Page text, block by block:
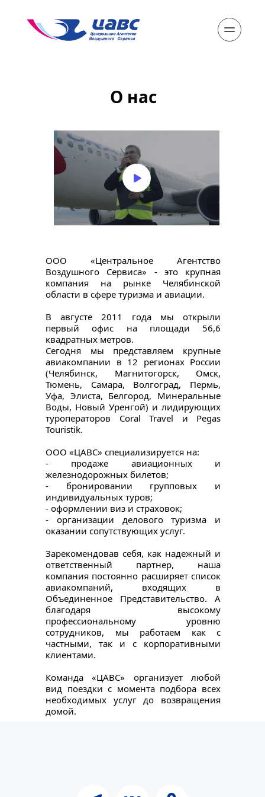
ООО «Центральное Агентство
Воздушного Сервиса» - это крупная
компания на рынке Челябинской
области в сфере туризма и авиации.
В августе 2011 года мы открыли
первый офис на площади 56,6
квадратных метров.
Сегодня мы представляем крупные
авиакомпании в 12 регионах России
(Челябинск, Магнитогорск, Омск,
Тюмень, Самара, Волгоград, Пермь,
Уфа, Элиста, Белгород, Минеральные
Воды, Новый Уренгой) и лидирующих
туроператоров Coral Travel и Pegas
Touristik.
ООО «ЦАВС» специализируется на:
- продаже авиационных и
железнодорожных билетов;
- бронировании групповых и
индивидуальных туров;
- оформлении виз и страховок;
- организации делового туризма и
оказании сопутствующих услуг.
Зарекомендовав себя, как надежный и
ответственный партнер, наша
компания постоянно расширяет список
авиакомпаний, входящих в
Объединенное Представительство. А
благодаря высокому
профессиональному уровню
сотрудников, мы работаем как с
частными, так и с корпоративными
клиентами.
Команда «ЦАВС» организует любой
вид поездки с момента подбора всех
необходимых услуг до возвращения
домой.
О нас